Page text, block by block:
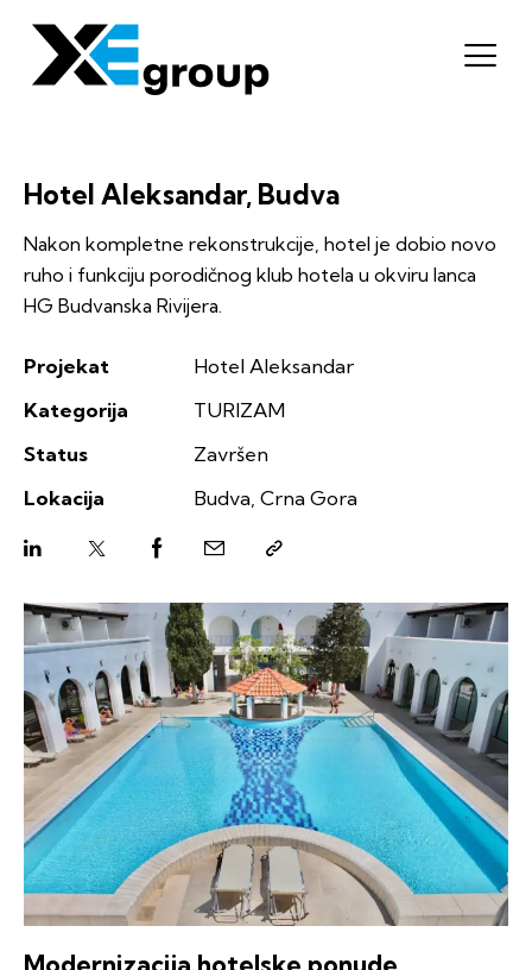
Hotel Aleksandar, Budva
Nakon kompletne rekonstrukcije, hotel je dobio novo
ruho i funkciju porodičnog klub hotela u okviru lanca
HG Budvanska Rivijera.
Projekat
Hotel Aleksandar
Kategorija
TURIZAM
Status
Završen
Lokacija
Budva, Crna Gora